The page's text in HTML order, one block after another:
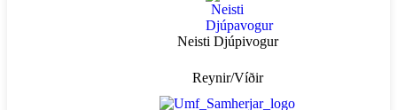
Neisti Djúpivogur
Reynir/Víðir